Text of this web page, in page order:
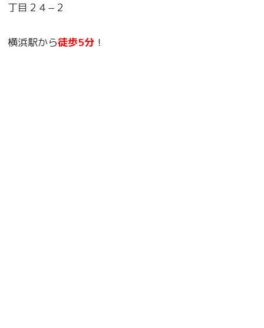
丁目２４−２
横浜駅から徒歩5分 ！